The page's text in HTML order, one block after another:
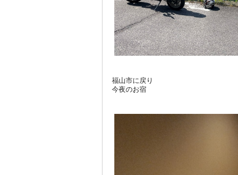
福山市に戻り
今夜のお宿